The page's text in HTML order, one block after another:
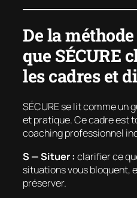
De la méthode
que SÉCURE
les cadres et
SÉCURE se lit comme un
et pratique. Ce cadre est
coaching professionnel
S — Situer : clarifier ce
situations vous bloquent,
préserver.